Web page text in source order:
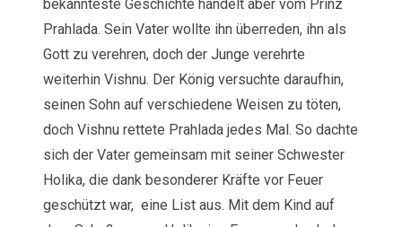
bekannteste Geschichte handelt aber vom Prinz
Prahlada. Sein Vater wollte ihn überreden, ihn als
Gott zu verehren, doch der Junge verehrte
weiterhin Vishnu. Der König versuchte daraufhin,
seinen Sohn auf verschiedene Weisen zu töten,
doch Vishnu rettete Prahlada jedes Mal. So dachte
sich der Vater gemeinsam mit seiner Schwester
Holika, die dank besonderer Kräfte vor Feuer
geschützt war, eine List aus. Mit dem Kind auf